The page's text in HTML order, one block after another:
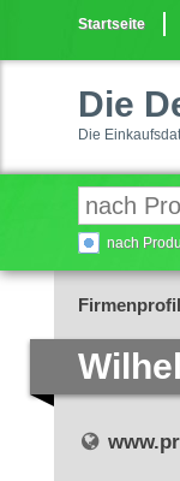
Startseite
Die
Die
nach